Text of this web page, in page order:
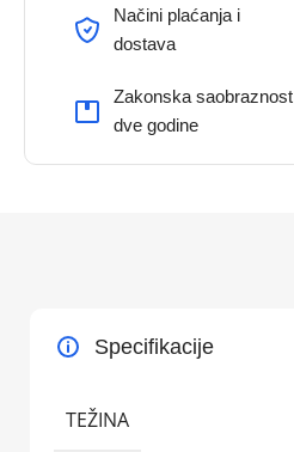
Načini plaćanja i
dostava
Zakonska saobraznost
dve godine
Specifikacije
TEŽINA